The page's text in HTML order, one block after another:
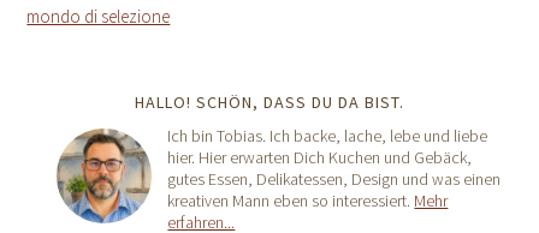
mondo di selezione
HALLO! SCHÖN, DASS DU DA BIST.
Ich bin Tobias. Ich backe, lache, lebe und liebe
hier. Hier erwarten Dich Kuchen und Gebäck,
gutes Essen, Delikatessen, Design und was einen
kreativen Mann eben so interessiert. Mehr
erfahren...